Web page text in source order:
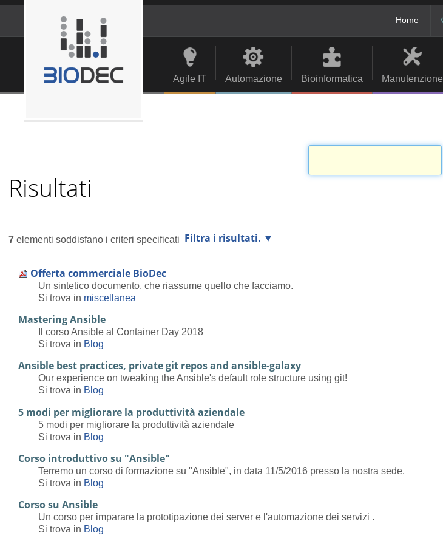
Home
Agile IT Automazione Bioinformatica Manutenzione
Risultati
7 elementi soddisfano i criteri specificati Filtra i risultati.
Offerta commerciale BioDec
Un sintetico documento, che riassume quello che facciamo.
Si trova in miscellanea
Mastering Ansible
Il corso Ansible al Container Day 2018
Si trova in Blog
Ansible best practices, private git repos and ansible-galaxy
Our experience on tweaking the Ansible's default role structure using git!
Si trova in Blog
5 modi per migliorare la produttività aziendale
5 modi per migliorare la produttività aziendale
Si trova in Blog
Corso introduttivo su "Ansible"
Terremo un corso di formazione su "Ansible", in data 11/5/2016 presso la nostra sede.
Si trova in Blog
Corso su Ansible
Un corso per imparare la prototipazione dei server e l'automazione dei servizi .
Si trova in Blog